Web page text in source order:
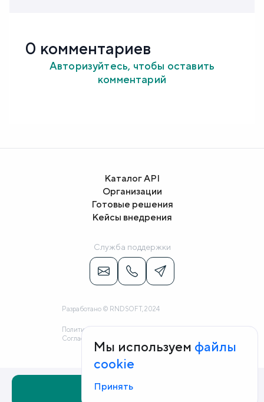
0 комментариев
Авторизуйтесь, чтобы оставить
комментарий
Заказать
Каталог API
Организации
Готовые решения
Кейсы внедрения
Служба поддержки
Разработано © RNDSOFT, 2024
Политика конфиденциальности
Согласие на обработку персональных данных
Мы используем файлы
cookie
Принять